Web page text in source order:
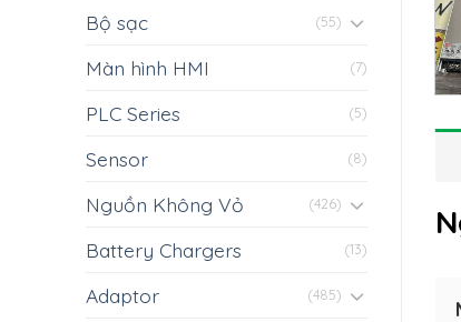
Bộ sạc (55)
Màn hình HMI (7)
PLC Series (5)
Sensor (8)
Nguồn Không Vỏ (426)
Battery Chargers (13)
Adaptor (485)